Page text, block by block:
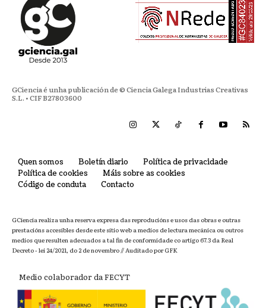
GCiencia é unha publicación de © Ciencia Galega Industrias Creativas
S.L. • CIF B27803600
Quen somos Boletín diario
Política de privacidade
Política de cookies
Máis sobre as cookies
Código de conduta
Contacto
GCiencia realiza unha reserva expresa das reproducións e usos das obras e outras
prestacións accesibles desde este sitio web a medios de lectura mecánica ou outros
medios que resulten adecuados a tal fin de conformidade co artigo 67.3 da Real
Decreto - lei 24/2021, do 2 de novembro // Auditado por GFK
Medio colaborador da FECYT